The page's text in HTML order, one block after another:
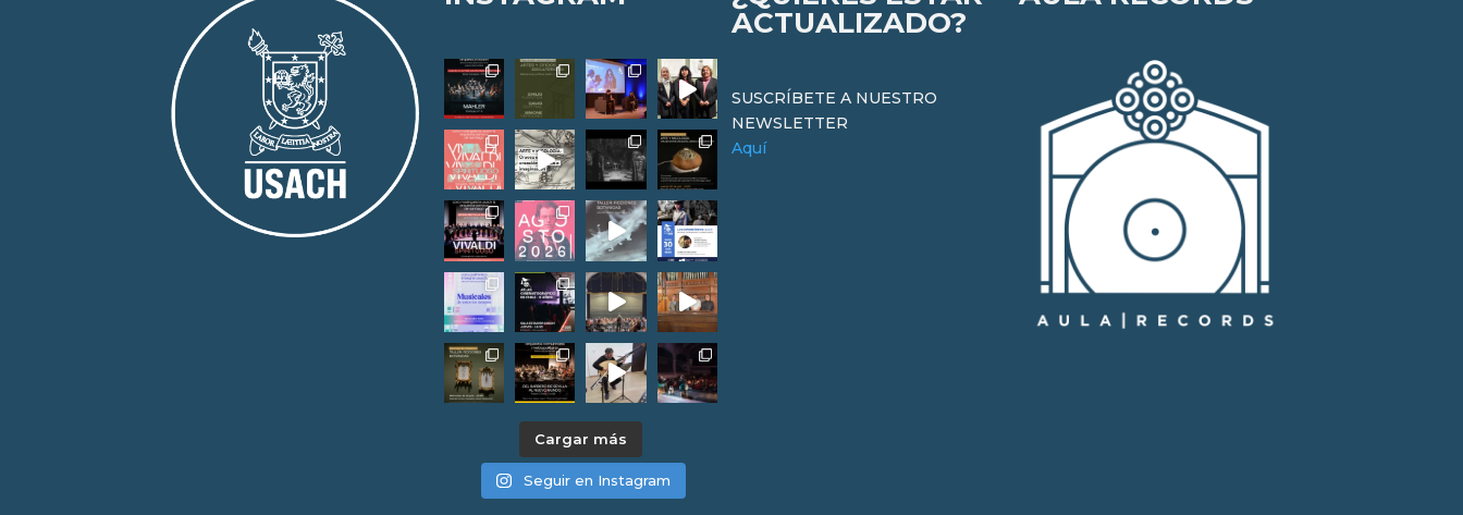
Cargar más
Seguir en Instagram
ACTUALIZADO?
SUSCRÍBETE A NUESTRO
NEWSLETTER
Aquí